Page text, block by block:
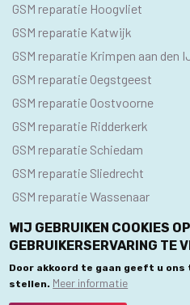
GSM reparatie Hoogvliet
GSM reparatie Katwijk
GSM reparatie Krimpen aan den
GSM reparatie Oegstgeest
GSM reparatie Oostvoorne
GSM reparatie Ridderkerk
GSM reparatie Schiedam
GSM reparatie Sliedrecht
GSM reparatie Wassenaar
© 2020 GSM Reparatie
Privacybeleid
WIJ GEBRUIKEN COOKIES
GEBRUIKERSERVARING TE
Door akkoord te gaan geeft u
stellen. Meer informatie